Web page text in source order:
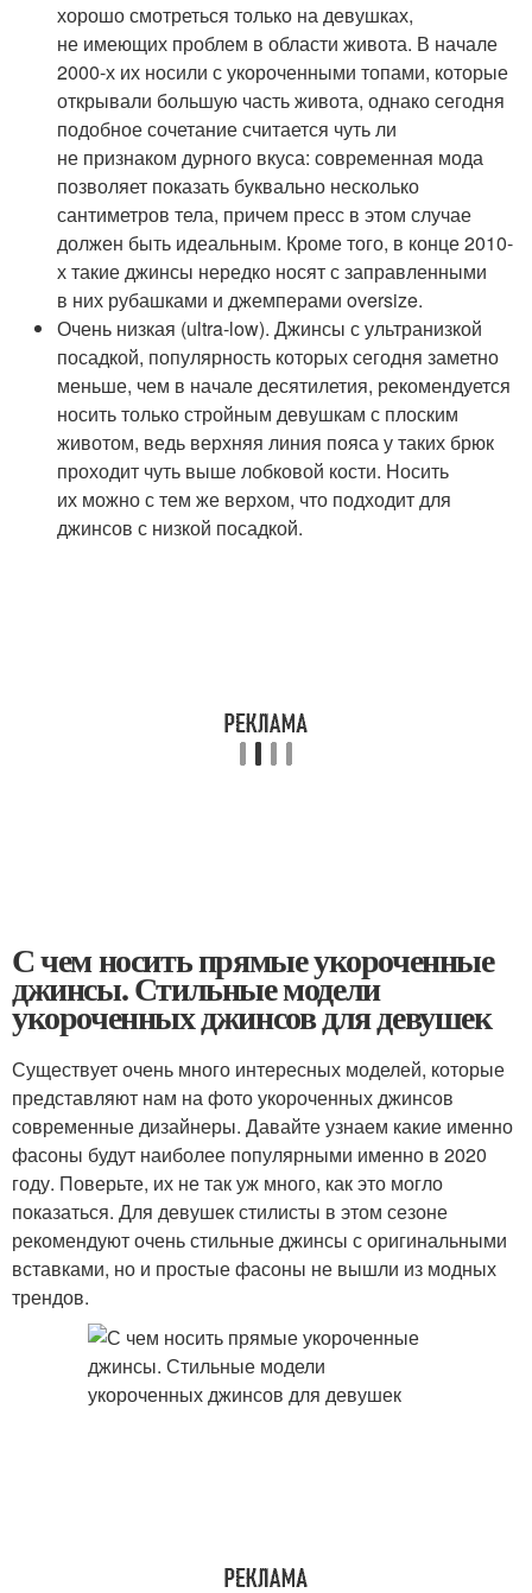
хорошо смотреться только на девушках,
не имеющих проблем в области живота. В начале
2000-х их носили с укороченными топами, которые
открывали большую часть живота, однако сегодня
подобное сочетание считается чуть ли
не признаком дурного вкуса: современная мода
позволяет показать буквально несколько
сантиметров тела, причем пресс в этом случае
должен быть идеальным. Кроме того, в конце 2010-
х такие джинсы нередко носят с заправленными
в них рубашками и джемперами oversize.
Очень низкая (ultra-low). Джинсы с ультранизкой
посадкой, популярность которых сегодня заметно
меньше, чем в начале десятилетия, рекомендуется
носить только стройным девушкам с плоским
животом, ведь верхняя линия пояса у таких брюк
проходит чуть выше лобковой кости. Носить
их можно с тем же верхом, что подходит для
джинсов с низкой посадкой.
С чем носить прямые укороченные
джинсы. Стильные модели
укороченных джинсов для девушек
Существует очень много интересных моделей, которые
представляют нам на фото укороченных джинсов
современные дизайнеры. Давайте узнаем какие именно
фасоны будут наиболее популярными именно в 2020
году. Поверьте, их не так уж много, как это могло
показаться. Для девушек стилисты в этом сезоне
рекомендуют очень стильные джинсы с оригинальными
вставками, но и простые фасоны не вышли из модных
трендов.